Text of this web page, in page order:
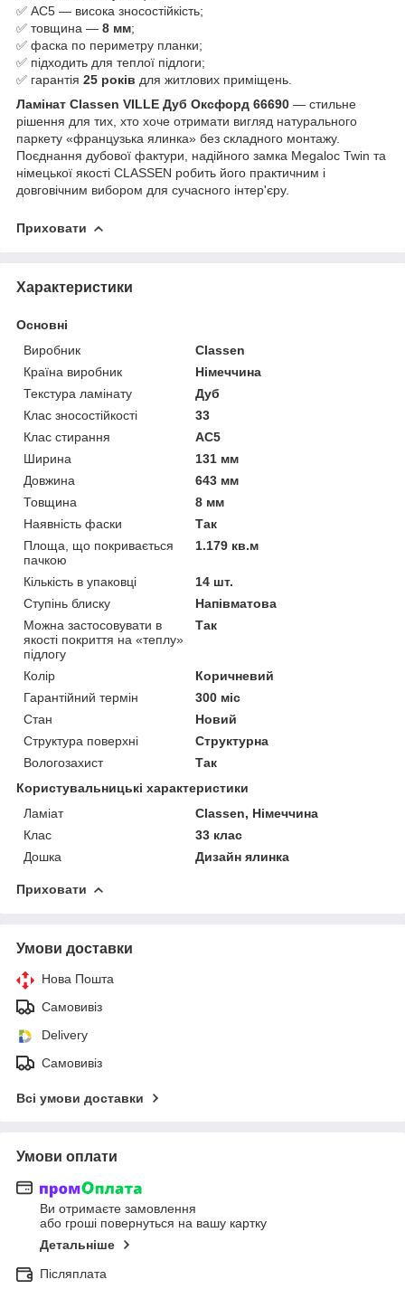
✅ AC5 — висока зносостійкість;
✅ товщина — 8 мм;
✅ фаска по периметру планки;
✅ підходить для теплої підлоги;
✅ гарантія 25 років для житлових приміщень.
Ламінат Classen VILLE Дуб Оксфорд 66690 — стильне
рішення для тих, хто хоче отримати вигляд натурального
паркету «французька ялинка» без складного монтажу.
Поєднання дубової фактури, надійного замка Megaloc Twin та
німецької якості CLASSEN робить його практичним і
довговічним вибором для сучасного інтер'єру.
Приховати
Характеристики
Основні
Виробник
Classen
Країна виробник
Німеччина
Текстура ламінату
Дуб
Клас зносостійкості
33
Клас стирання
АС5
Ширина
131 мм
Довжина
643 мм
Товщина
8 мм
Наявність фаски
Так
Площа, що покривається
пачкою
1.179 кв.м
Кількість в упаковці
14 шт.
Ступінь блиску
Напівматова
Можна застосовувати в
якості покриття на «теплу»
підлогу
Так
Колір
Коричневий
Гарантійний термін
300 міс
Стан
Новий
Структура поверхні
Структурна
Вологозахист
Так
Користувальницькі характеристики
Ламіат
Classen, Німеччина
Клас
33 клас
Дошка
Дизайн ялинка
Приховати
Умови доставки
Нова Пошта
Самовивіз
Delivery
Самовивіз
Всі умови доставки
Умови оплати
Ви отримаєте замовлення
або гроші повернуться на вашу картку
Детальніше
Післяплата